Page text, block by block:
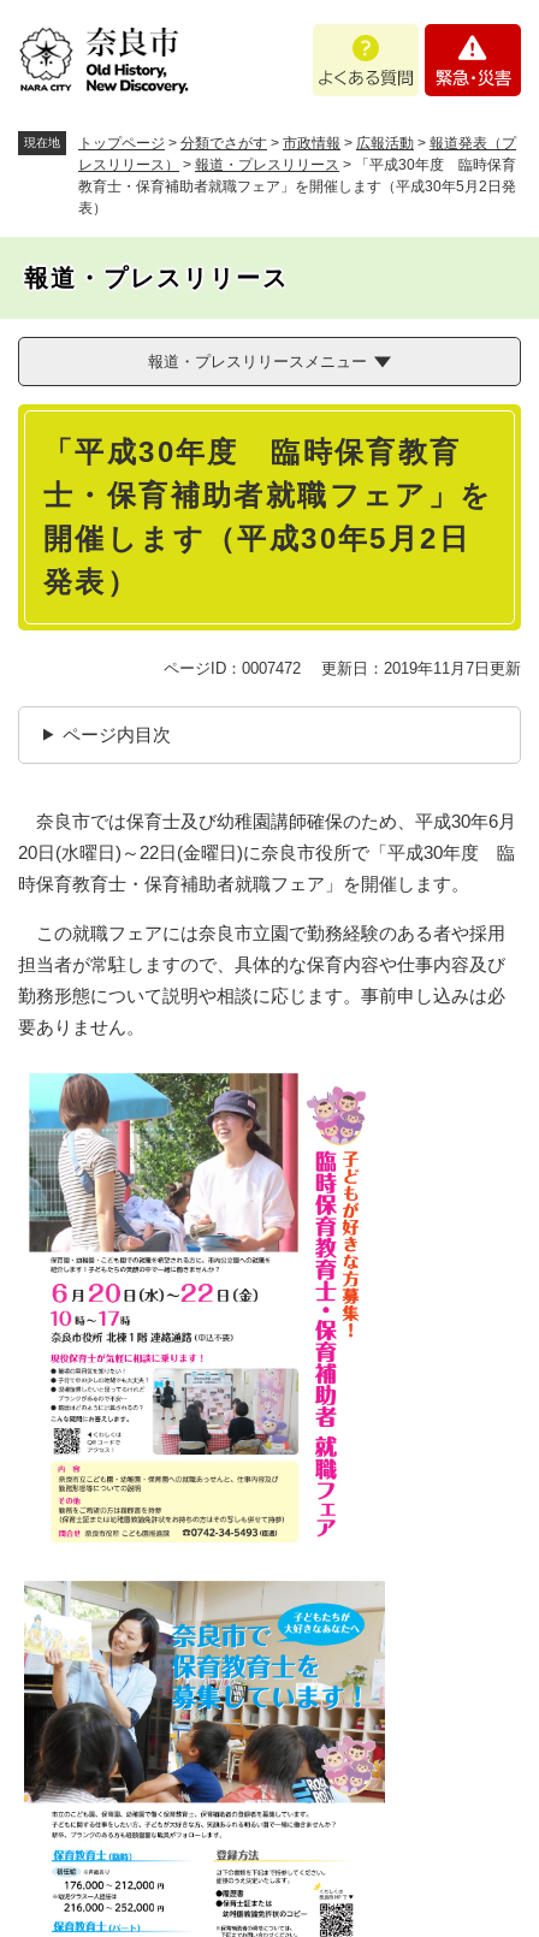
あ
問
・
現在地 トップページ > 分類でさがす > 市政情報 > 広報活動 > 報道発表（プ
レスリリース）
> 報道・プレスリリース >
「平成30年度 臨時保育
教育士・保育補助者就職フェア」を開催します（平成30年5月2日発
表）
報道・プレスリリース
報道・プレスリリースメニュー
本
「平成30年度 臨時保育教育
士・保育補助者就職フェア」を
開催します（平成30年5月2日
発表）
ページID：0007472 更新日：2019年11月7日更新
ページ内目次
奈良市では保育士及び幼稚園講師確保のため、平成30年6月
20日(水曜日)～22日(金曜日)に奈良市役所で「平成30年度 臨
時保育教育士・保育補助者就職フェア」を開催します。
この就職フェアには奈良市立園で勤務経験のある者や採用
担当者が常駐しますので、具体的な保育内容や仕事内容及び
勤務形態について説明や相談に応じます。事前申し込みは必
要ありません。